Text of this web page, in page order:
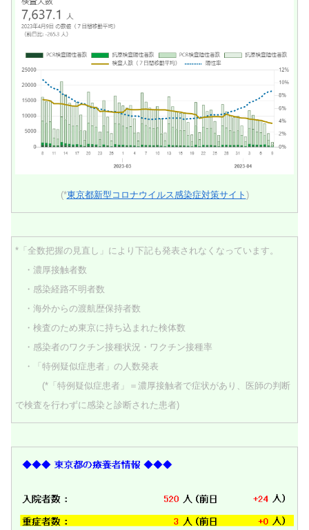
(*東京都新型コロナウイルス感染症対策サイト )
*「全数把握の見直し」により下記も発表されなくなっています。
・濃厚接触者数
・感染経路不明者数
・海外からの渡航歴保持者数
・検査のため東京に持ち込まれた検体数
・感染者のワクチン接種状況・ワクチン接種率
・「特例疑似症患者」の人数発表
(*「特例疑似症患者」＝濃厚接触者で症状があり、医師の判断
で検査を行わずに感染と診断された患者)